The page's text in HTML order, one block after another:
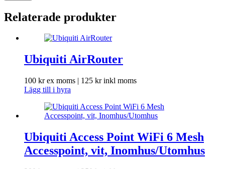
Relaterade produkter
Ubiquiti AirRouter
100 krex moms | 125 krinkl moms
Lägg till i hyra
Ubiquiti Access Point WiFi 6 Mesh
Accesspoint, vit, Inomhus/Utomhus